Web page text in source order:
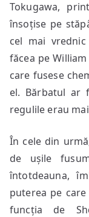
Tokugawa,
însoțise pe
cel mai
făcea pe
care fusese
el. Bărbatul ar
regulile erau
În cele din
de ușile
întotdeauna,
puterea pe
funcția de